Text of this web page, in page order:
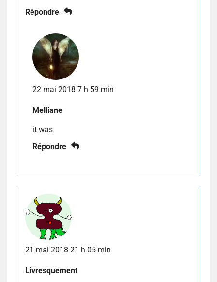
Répondre
22 mai 2018 7 h 59 min
Melliane
it was
Répondre
21 mai 2018 21 h 05 min
Livresquement